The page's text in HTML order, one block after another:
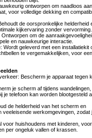
ontworpen om naadloos
voor volledige dekking en
de oorspronkelijke helderheid
kijkervaring zonder vervorming.
om de
en nauwkeurige interactie.
Wordt geleverd met een installatiekit
te vergemakkelijken, voor
Bescherm je apparaat tegen
je scherm af tijdens
je telefoon kan worden blootgesteld
de helderheid van het scherm en
veeleisende werkomgevingen, zodat
voor huishoudens met kinderen,
per ongeluk vallen of krassen.